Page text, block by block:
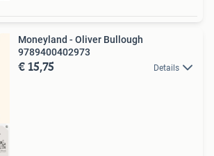
Moneyland - Oliver Bullough
9789400402973
€ 15,75 Details